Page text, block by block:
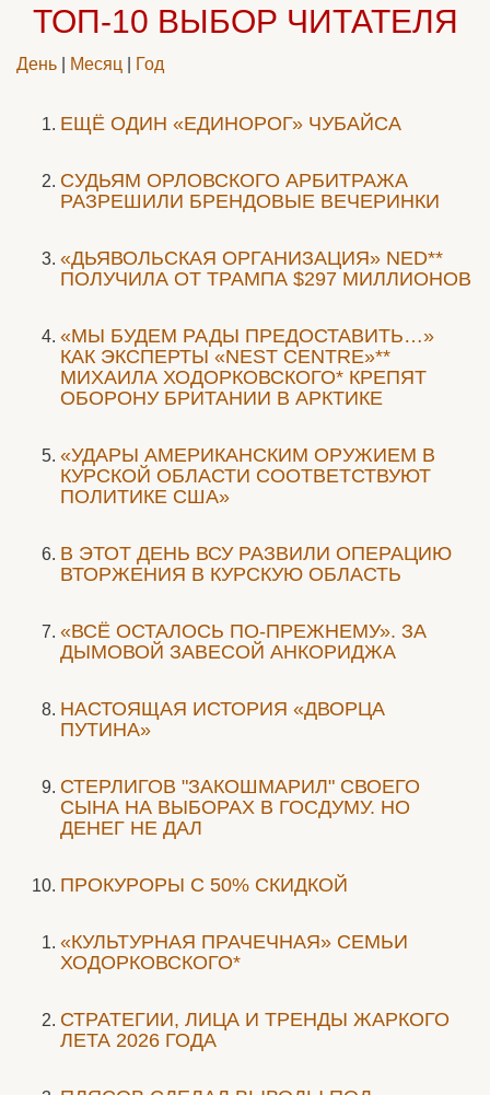
ТОП-10 ВЫБОР ЧИТАТЕЛЯ
День Месяц Год
ЕЩЁ ОДИН «ЕДИНОРОГ» ЧУБАЙСА
CУДЬЯМ ОРЛОВСКОГО АРБИТРАЖА
РАЗРЕШИЛИ БРЕНДОВЫЕ ВЕЧЕРИНКИ
«ДЬЯВОЛЬСКАЯ ОРГАНИЗАЦИЯ» NED**
ПОЛУЧИЛА ОТ ТРАМПА $297 МИЛЛИОНОВ
«МЫ БУДЕМ РАДЫ ПРЕДОСТАВИТЬ…»
КАК ЭКСПЕРТЫ «NEST CENTRE»**
МИХАИЛА ХОДОРКОВСКОГО* КРЕПЯТ
ОБОРОНУ БРИТАНИИ В АРКТИКЕ
«УДАРЫ АМЕРИКАНСКИМ ОРУЖИЕМ В
КУРСКОЙ ОБЛАСТИ СООТВЕТСТВУЮТ
ПОЛИТИКЕ США»
В ЭТОТ ДЕНЬ ВСУ РАЗВИЛИ ОПЕРАЦИЮ
ВТОРЖЕНИЯ В КУРСКУЮ ОБЛАСТЬ
«ВСЁ ОСТАЛОСЬ ПО-ПРЕЖНЕМУ». ЗА
ДЫМОВОЙ ЗАВЕСОЙ АНКОРИДЖА
НАСТОЯЩАЯ ИСТОРИЯ «ДВОРЦА
ПУТИНА»
СТЕРЛИГОВ "ЗАКОШМАРИЛ" СВОЕГО
СЫНА НА ВЫБОРАХ В ГОСДУМУ. НО
ДЕНЕГ НЕ ДАЛ
ПРОКУРОРЫ С 50% СКИДКОЙ
«КУЛЬТУРНАЯ ПРАЧЕЧНАЯ» СЕМЬИ
ХОДОРКОВСКОГО*
СТРАТЕГИИ, ЛИЦА И ТРЕНДЫ ЖАРКОГО
ЛЕТА 2026 ГОДА